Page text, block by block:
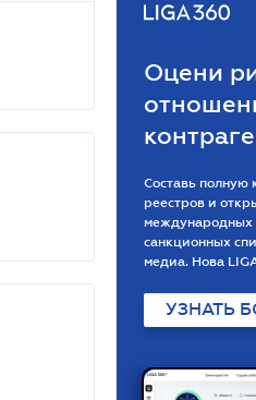
Оцени
Составь полную
реестров и
международных
санкционных
медиа. Нова
УЗНАТЬ